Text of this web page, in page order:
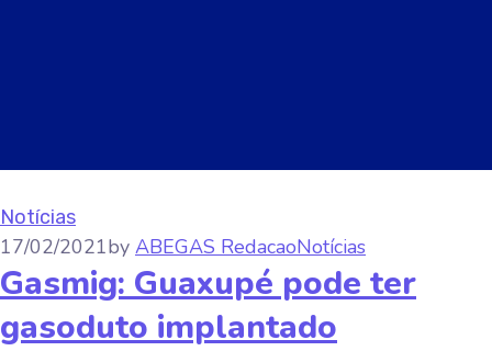
Notícias
17/02/2021by ABEGAS RedacaoNotícias
Gasmig: Guaxupé pode ter
gasoduto implantado